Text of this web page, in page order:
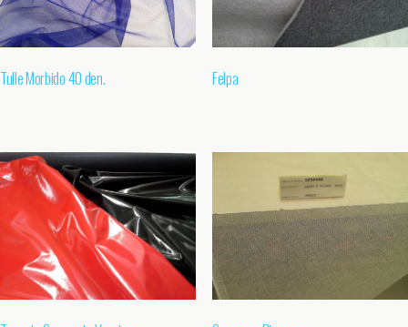
Tulle Morbido 40 den. Felpa